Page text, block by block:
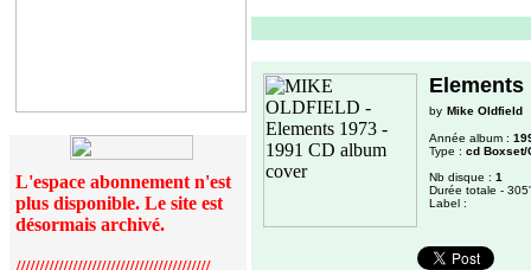
L'espace abonnement n'est
plus disponible. Le site est
désormais archivé.
Elements
by Mike Oldfield
Année album :
Type : cd Boxset/
Nb disque : 1
Durée totale -
Label :